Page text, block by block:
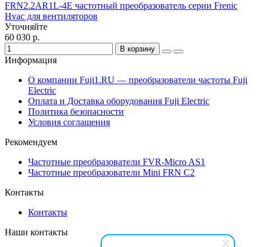
FRN2.2AR1L-4E частотный преобразователь серии Frenic
Hvac для вентиляторов
Уточняйте
60 030 р.
В корзину
Информация
О компании Fuji1.RU — преобразователи частоты Fuji
Electric
Оплата и Доставка оборудования Fuji Electric
Политика безопасности
Условия соглашения
Рекомендуем
Частотные преобразователи FVR-Micro AS1
Частотные преобразователи Mini FRN C2
Контакты
Контакты
Наши контакты